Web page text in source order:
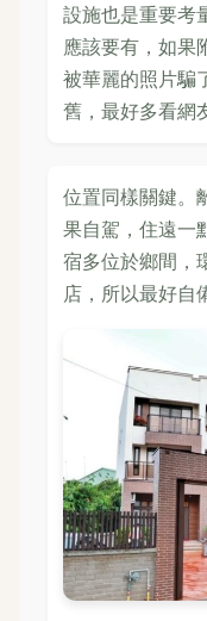
設施也是重要考
應該要有，如果
被華麗的照片騙
舊，最好多看網
位置同樣關鍵。
果自駕，住遠一
宿多位於鄉間，
店，所以最好自